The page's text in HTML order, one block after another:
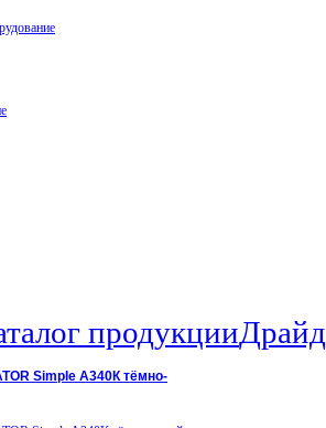
продукции
Simple A340К тёмно-